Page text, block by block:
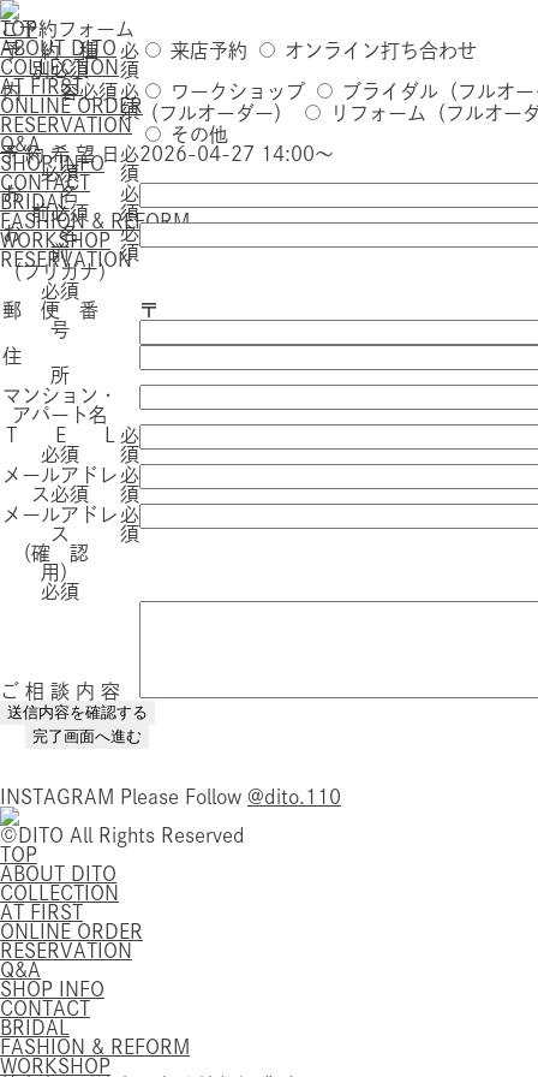
TOP
ABOUT DITO
COLLECTION
AT FIRST
ONLINE ORDER
RESERVATION
Q&A
SHOP INFO
CONTACT
BRIDAL
FASHION & REFORM
WORKSHOP
RESERVATION
ご予約フォーム
予 約 種
別必須
必
須
来店予約 オンライン打ち合わせ
内 容必須 必
須
ワークショップ
ブライダル（フルオ
（フルオーダー）
リフォーム（フルオー
その他
予 約 希 望 日
必須
必
須
2026-04-27 14:00～
お 名
前必須
必
須
お 名
前
（フリガナ）
必須
必
須
郵 便 番
号
〒
住
所
マンション・
アパート名
T E L
必須
必
須
メールアドレ
ス 必須
必
須
メールアドレ
ス
（確 認
用）
必須
必
須
ご 相 談 内 容
INSTAGRAM Please Follow @dito.110
©DITO All Rights Reserved
TOP
ABOUT DITO
COLLECTION
AT FIRST
ONLINE ORDER
RESERVATION
Q&A
SHOP INFO
CONTACT
BRIDAL
FASHION & REFORM
WORKSHOP